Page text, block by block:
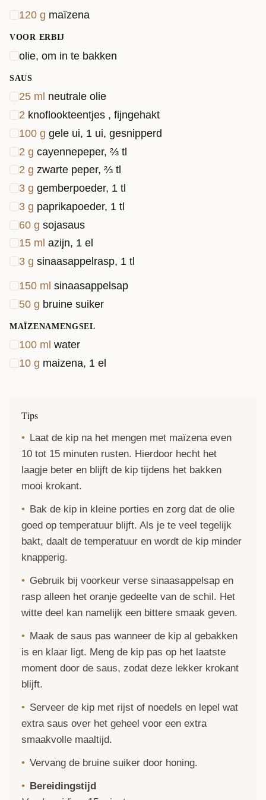
120 g maïzena
VOOR ERBIJ
olie, om in te bakken
SAUS
25 ml neutrale olie
2 knoflookteentjes , fijngehakt
100 g gele ui, 1 ui, gesnipperd
2 g cayennepeper, ⅔ tl
2 g zwarte peper, ⅔ tl
3 g gemberpoeder, 1 tl
3 g paprikapoeder, 1 tl
60 g sojasaus
15 ml azijn, 1 el
3 g sinaasappelrasp, 1 tl
150 ml sinaasappelsap
50 g bruine suiker
MAÏZENAMENGSEL
100 ml water
10 g maizena, 1 el
Tips
Laat de kip na het mengen met maïzena even
10 tot 15 minuten rusten. Hierdoor hecht het
laagje beter en blijft de kip tijdens het bakken
mooi krokant.
Bak de kip in kleine porties en zorg dat de olie
goed op temperatuur blijft. Als je te veel tegelijk
bakt, daalt de temperatuur en wordt de kip minder
knapperig.
Gebruik bij voorkeur verse sinaasappelsap en
rasp alleen het oranje gedeelte van de schil. Het
witte deel kan namelijk een bittere smaak geven.
Maak de saus pas wanneer de kip al gebakken
is en klaar ligt. Meng de kip pas op het laatste
moment door de saus, zodat deze lekker krokant
blijft.
Serveer de kip met rijst of noedels en lepel wat
extra saus over het geheel voor een extra
smaakvolle maaltijd.
Vervang de bruine suiker door honing.
Bereidingstijd